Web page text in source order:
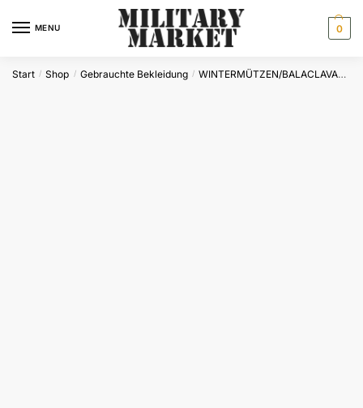
MENU 0
Start / Shop / Gebrauchte Bekleidung / WINTERMÜTZEN/BALACLAVAS